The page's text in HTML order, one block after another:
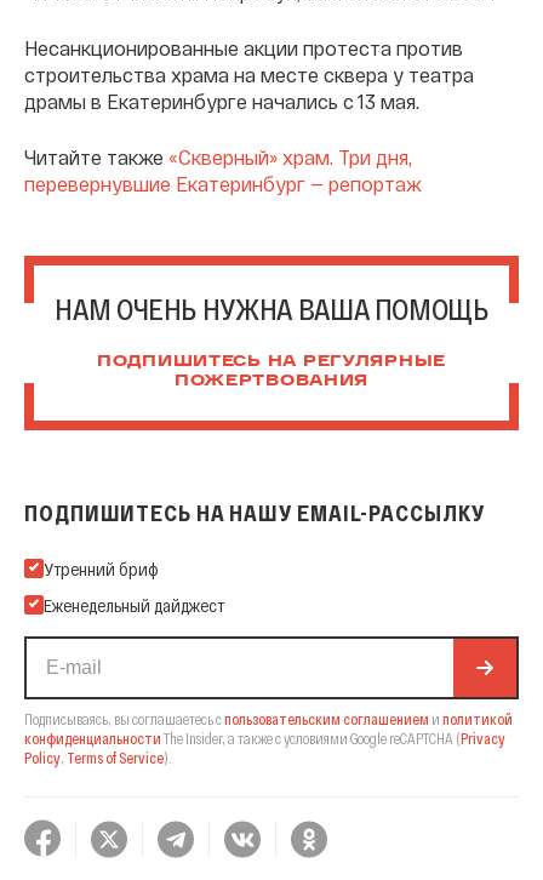
Несанкционированные акции протеста против
строительства храма на месте сквера у театра
драмы в Екатеринбурге начались с 13 мая.
Читайте также «Скверный» храм. Три дня,
перевернувшие Екатеринбург — репортаж
НАМ ОЧЕНЬ НУЖНА ВАША ПОМОЩЬ
ПОДПИШИТЕСЬ НА РЕГУЛЯРНЫЕ
ПОЖЕРТВОВАНИЯ
ПОДПИШИТЕСЬ НА НАШУ EMAIL-РАССЫЛКУ
Подпишитесь на нашу Email-рассылку
Утренний бриф
Еженедельный дайджест
Подписываясь, вы соглашаетесь спользовательским соглашением и политикой
конфиденциальности The Insider, а также с условиями Google reCAPTCHA (Privacy
Policy Terms of Service).